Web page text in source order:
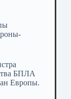
БПЛА
Европы.